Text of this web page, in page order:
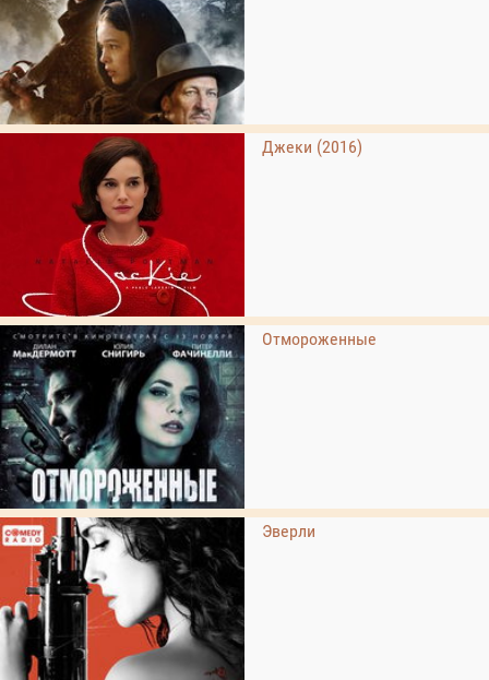
Джеки (2016)
Отмороженные
Эверли